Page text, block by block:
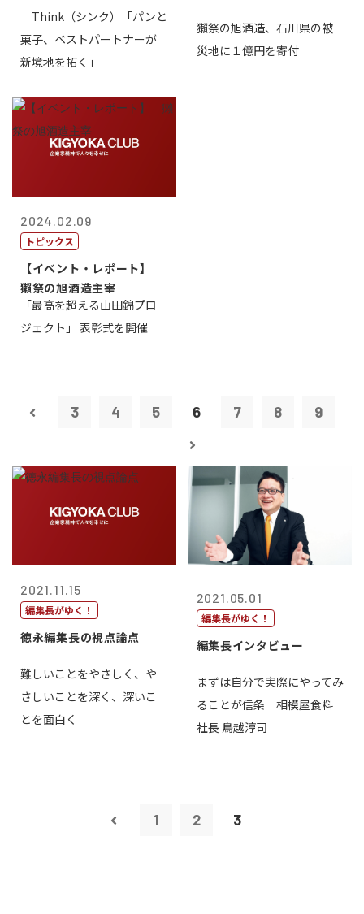
Think（シンク）「パンと
菓子、ベストパートナーが
新境地を拓く」
獺祭の旭酒造、石川県の被
災地に１億円を寄付
2024.02.09
トピックス
【イベント・レポート】
獺祭の旭酒造主宰
「最高を超える山田錦プロ
ジェクト」 表彰式を開催
3 4 5 6 7 8 9
2021.11.15
編集長がゆく！
徳永編集長の視点論点
難しいことをやさしく、や
さしいことを深く、深いこ
とを面白く
2021.05.01
編集長がゆく！
編集長インタビュー
まずは自分で実際にやってみ
ることが信条 相模屋食料
社長 鳥越淳司
1 2 3